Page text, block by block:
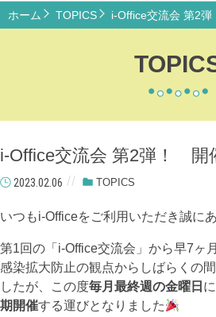
ホーム TOPICS i-Office交流会 第2
i-Office交流会 第2弾！ 開
2023.02.06 TOPICS
いつもi-Officeをご利用いただき誠に
第1回の「i-Office交流会」から早7ヶ
感染拡大防止の観点からしばらくの
したが、この度毎月最終週の金曜日 に
期開催する運びとなりました